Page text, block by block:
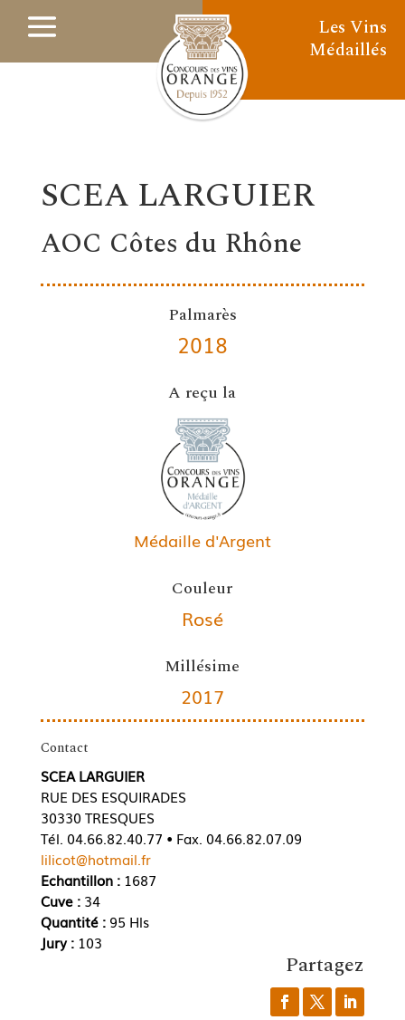
Les Vins
Médaillés
SCEA LARGUIER
AOC Côtes du Rhône
Palmarès
2018
A reçu la
Médaille d'Argent
Couleur
Rosé
Millésime
2017
Contact
SCEA LARGUIER
RUE DES ESQUIRADES
30330 TRESQUES
Tél. 04.66.82.40.77 • Fax. 04.66.82.07.09
lilicot@hotmail.fr
Echantillon :1687
Cuve : 34
Quantité : 95 Hls
Jury : 103
Partagez